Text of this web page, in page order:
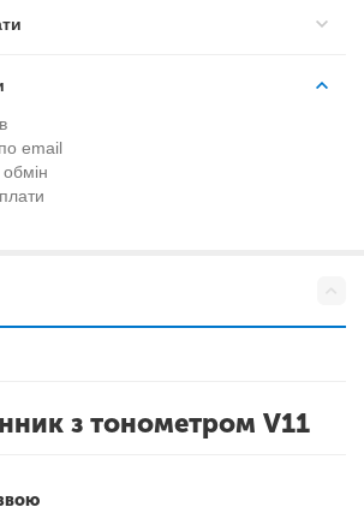
email
з тонометром V11